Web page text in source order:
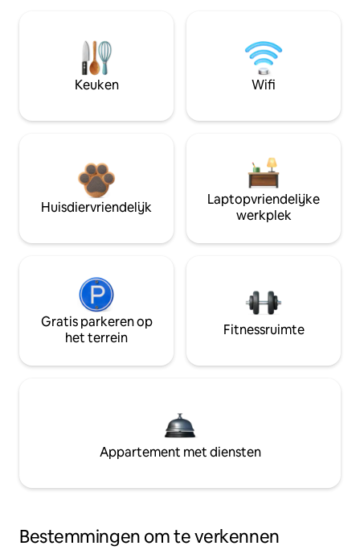
Keuken Wifi
Huisdiervriendelijk
Laptopvriendelijke
werkplek
Gratis parkeren op
het terrein
Fitnessruimte
Appartement met diensten
Bestemmingen om te verkennen